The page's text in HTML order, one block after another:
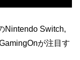
Nintendo Switch,
が注目す